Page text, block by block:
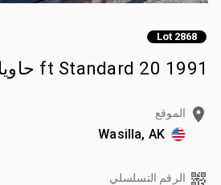
Lot 2868
1991 20 ft Standard حاويات تخزين
الموقع
Wasilla, AK
الرقم التسلسلي